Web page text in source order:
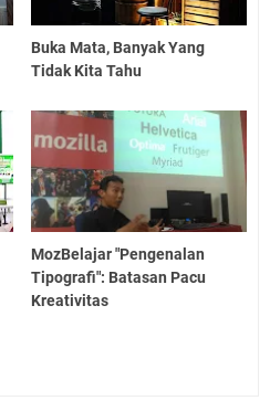
Buka Mata, Banyak Yang
Tidak Kita Tahu
MozBelajar "Pengenalan
Tipografi": Batasan Pacu
Kreativitas